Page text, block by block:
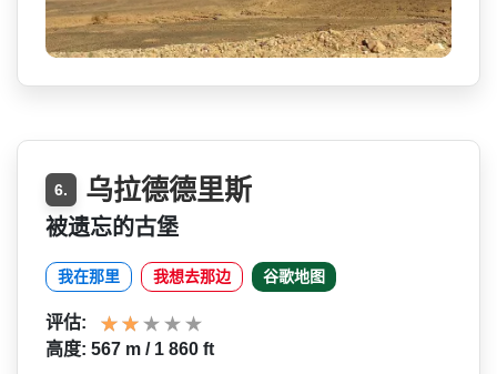
6. 乌拉德德里斯
被遗忘的古堡
我在那里 我想去那边 谷歌地图
评估:
高度: 567 m / 1 860 ft